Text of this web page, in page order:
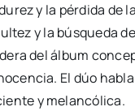
y la pérdida de
y la búsqueda
del álbum
El dúo habla
y melancólica.